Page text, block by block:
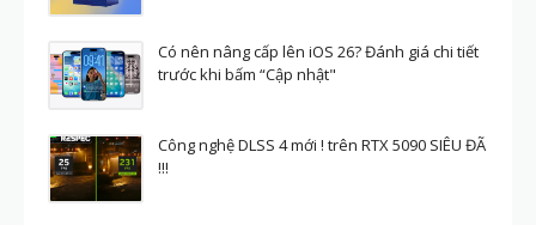
Có nên nâng cấp lên iOS 26? Đánh giá chi tiết
trước khi bấm “Cập nhật"
Công nghệ DLSS 4 mới ! trên RTX 5090 SIÊU ĐÃ
!!!